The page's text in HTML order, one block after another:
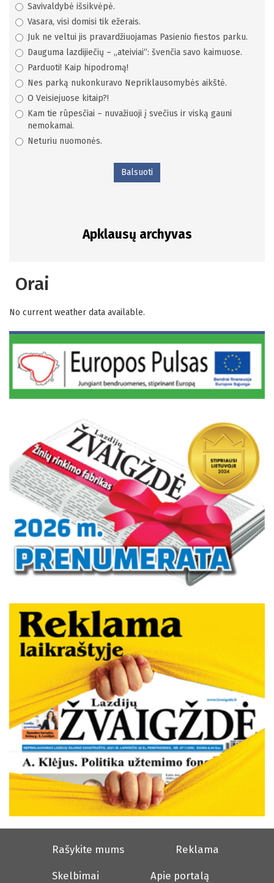
Savivaldybė išsikvėpė.
Vasara, visi domisi tik ežerais.
Juk ne veltui jis pravardžiuojamas Pasienio fiestos parku.
Dauguma lazdijiečių – „ateiviai“: švenčia savo kaimuose.
Parduoti! Kaip hipodromą!
Nes parką nukonkuravo Nepriklausomybės aikštė.
O Veisiejuose kitaip?!
Kam tie rūpesčiai – nuvažiuoji į svečius ir viską gauni
nemokamai.
Neturiu nuomonės.
Balsuoti
Apklausų archyvas
Orai
No current weather data available.
Rašykite mums Reklama
Skelbimai Apie portalą